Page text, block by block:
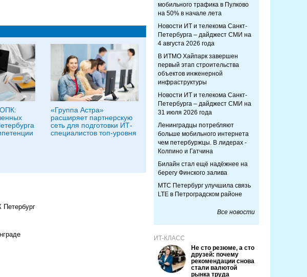
«Группа Астра»
расширяет партнерскую
сеть для подготовки ИТ-
специалистов топ-уровня
мобильного трафика в Пулково
на 50% в начале лета
Новости ИТ и телекома Санкт-
Петербурга – дайджест СМИ на
4 августа 2026 года
В ИТМО Хайпарк завершен
первый этап строительства
объектов инженерной
инфраструктуры
Новости ИТ и телекома Санкт-
Петербурга – дайджест СМИ на
31 июля 2026 года
Ленинградцы потребляют
больше мобильного интернета
чем петербуржцы. В лидерах -
Колпино и Гатчина
Билайн стал ещё надёжнее на
берегу Финского залива
МТС Петербург улучшила связь
LTE в Петроградском районе
Все новости
ИТ-КЛАСС
Не сто резюме, а сто
друзей: почему
рекомендации снова
стали валютой
рынка труда